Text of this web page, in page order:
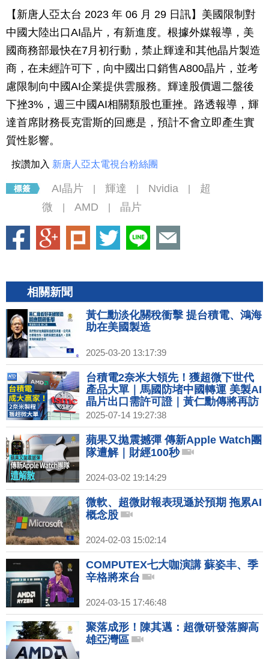
【新唐人亞太台 2023 年 06 月 29 日訊】美國限制對
中國大陸出口AI晶片，有新進度。根據外媒報導，美
國商務部最快在7月初行動，禁止輝達和其他晶片製造
商，在未經許可下，向中國出口銷售A800晶片，並考
慮限制向中國AI企業提供雲服務。輝達股價週二盤後
下挫3%，週三中國AI相關類股也重挫。路透報導，輝
達首席財務長克雷斯的回應是，預計不會立即產生實
質性影響。
按讚加入 新唐人亞太電視台粉絲團
AI晶片 輝達 Nvidia
超
微
AMD 晶片
相關新聞
黃仁勳淡化關稅衝擊 提台積電、鴻海
助在美國製造
2025-03-20 13:17:39
台積電2奈米大領先！獲超微下世代
產品大單｜馬國防堵中國轉運 美製AI
晶片出口需許可證｜黃仁勳傳將再訪
中 美兩黨議員籲勿見共軍關聯企業｜
台灣首座超級電池工廠起火釀死傷
2025-07-14 19:27:38
蘋果又拋震撼彈 傳新Apple Watch團
隊遭解｜財經100秒
2024-03-02 19:14:29
微軟、超微財報表現遜於預期 拖累AI
概念股
2024-02-03 15:02:14
COMPUTEX七大咖演講 蘇姿丰、季
辛格將來台
2024-03-15 17:46:48
聚落成形！陳其邁：超微研發落腳高
雄亞灣區